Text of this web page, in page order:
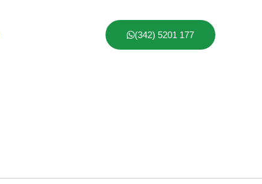
(342) 5201 177